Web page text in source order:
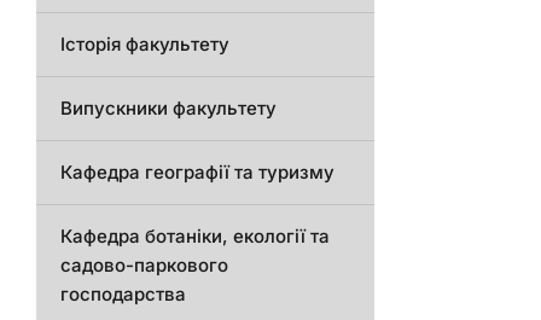
Історія факультету
Випускники факультету
Кафедра географії та туризму
Кафедра ботаніки, екології та
садово-паркового
господарства